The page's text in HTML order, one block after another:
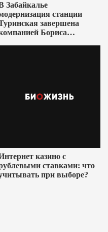
Забайкалье
станции
завершена
Бориса
казино с
ставками: что
при выборе?